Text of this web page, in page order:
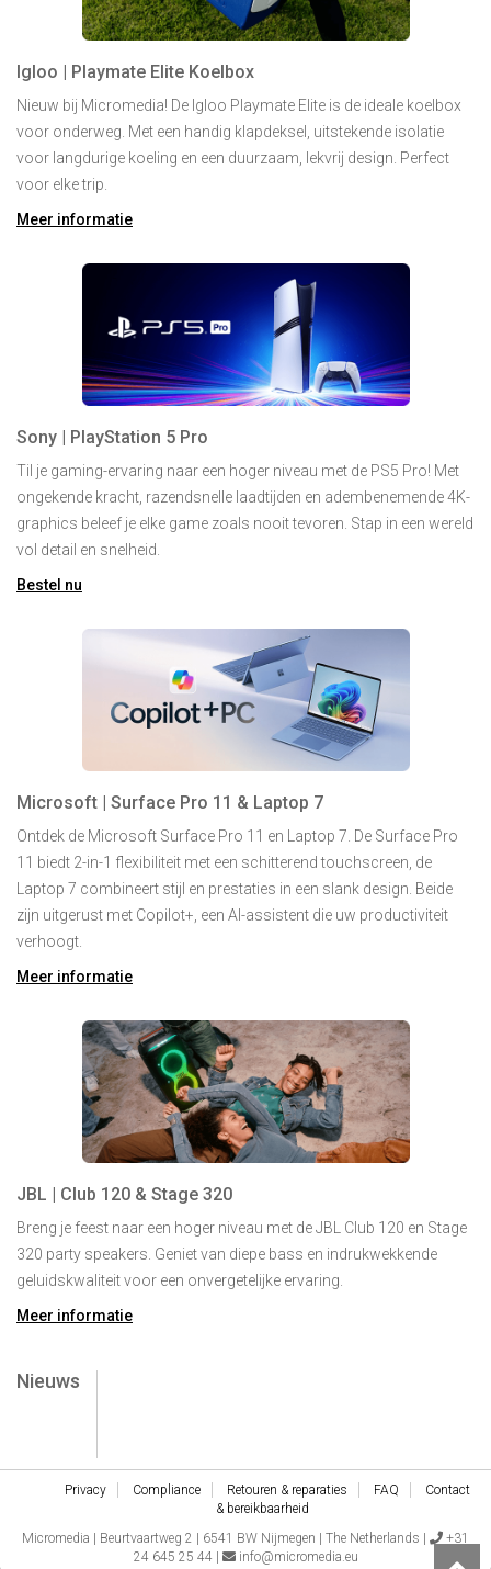
Igloo | Playmate Elite Koelbox
Nieuw bij Micromedia! De Igloo Playmate Elite is de ideale koelbox
voor onderweg. Met een handig klapdeksel, uitstekende isolatie
voor langdurige koeling en een duurzaam, lekvrij design. Perfect
voor elke trip.
Meer informatie
Sony | PlayStation 5 Pro
Til je gaming-ervaring naar een hoger niveau met de PS5 Pro! Met
ongekende kracht, razendsnelle laadtijden en adembenemende 4K-
graphics beleef je elke game zoals nooit tevoren. Stap in een wereld
vol detail en snelheid.
Bestel nu
Microsoft | Surface Pro 11 & Laptop 7
Ontdek de Microsoft Surface Pro 11 en Laptop 7. De Surface Pro
11 biedt 2-in-1 flexibiliteit met een schitterend touchscreen, de
Laptop 7 combineert stijl en prestaties in een slank design. Beide
zijn uitgerust met Copilot+, een AI-assistent die uw productiviteit
verhoogt.
Meer informatie
JBL | Club 120 & Stage 320
Breng je feest naar een hoger niveau met de JBL Club 120 en Stage
320 party speakers. Geniet van diepe bass en indrukwekkende
geluidskwaliteit voor een onvergetelijke ervaring.
Meer informatie
Nieuws
Privacy Compliance Retouren & reparaties FAQ
Contact
& bereikbaarheid
Micromedia | Beurtvaartweg 2 | 6541 BW Nijmegen | The Netherlands |
+31
24 645 25 44 |
info@micromedia.eu